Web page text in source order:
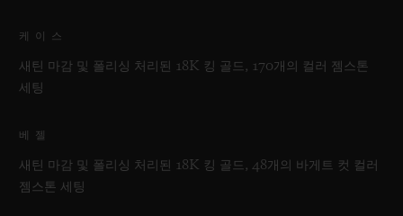
케이스
새틴 마감 및 폴리싱 처리된 18K 킹 골드, 170개의 컬러 젬스톤
세팅
베젤
새틴 마감 및 폴리싱 처리된 18K 킹 골드, 48개의 바게트 컷 컬러
젬스톤 세팅